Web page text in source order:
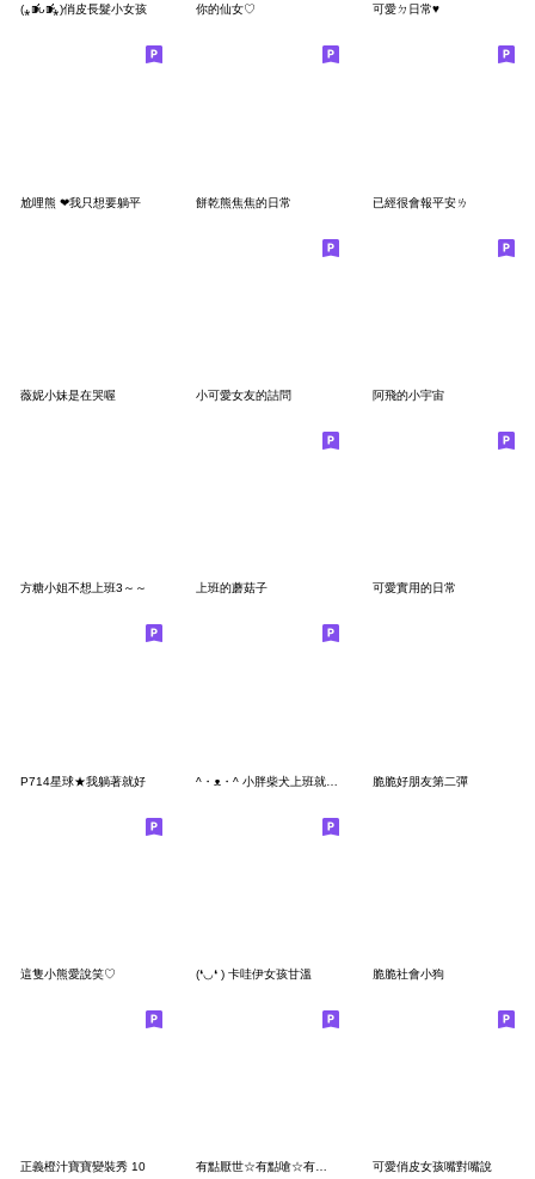
(⁎⁍̴̛ᴗ⁍̴̛⁎)俏皮長髮小女孩 你的仙女♡ 可愛ㄉ日常♥
尬哩熊 ❤我只想要躺平 餅乾熊焦焦的日常 已經很會報平安ㄌ
薇妮小妹是在哭喔 小可愛女友的詰問 阿飛的小宇宙
方糖小姐不想上班3～～ 上班的蘑菇子 可愛實用的日常
P714星球★我躺著就好 脆脆好朋友第二彈
這隻小熊愛說笑♡ (❛◡❛ ) 卡哇伊女孩甘溫 脆脆社會小狗
正義橙汁寶寶變裝秀 10 有點厭世☆有點嗆☆有點諧音梗☆有點想喝酒 可愛俏皮女孩嘴對嘴說